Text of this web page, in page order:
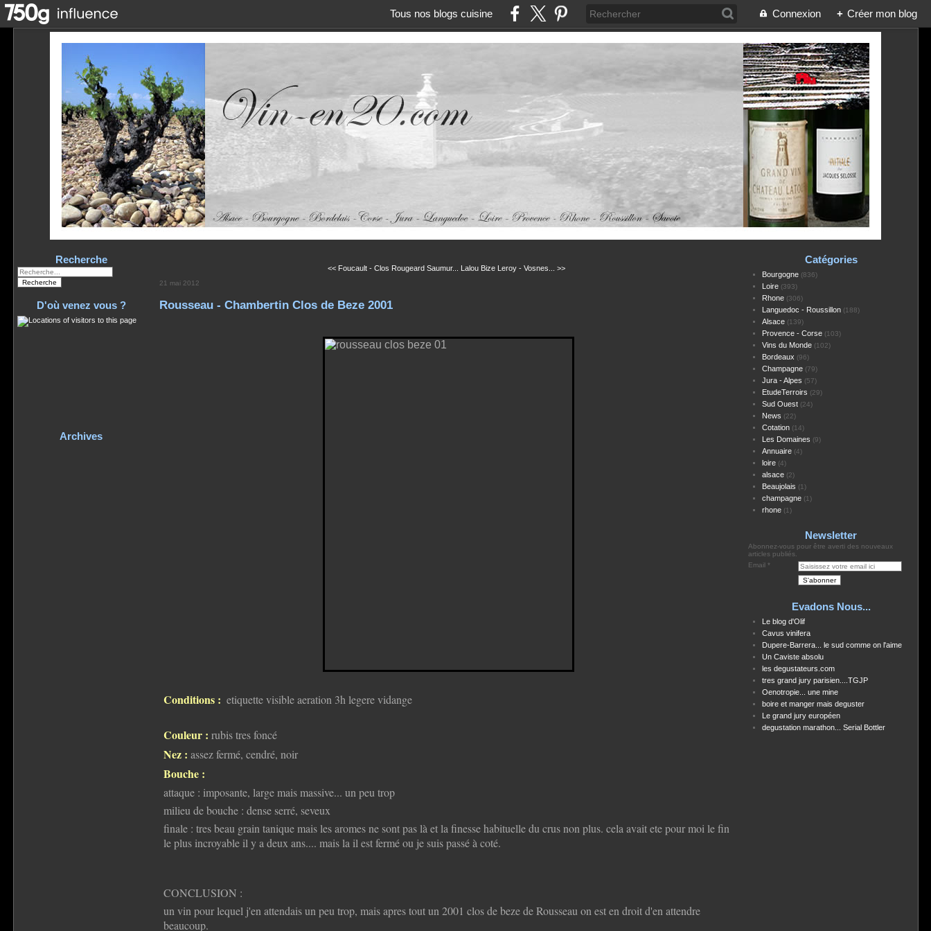
Tous nos blogs cuisine Connexion + Créer mon blog
Recherche
D'où venez vous ?
Archives
<< Foucault - Clos Rougeard Saumur... Lalou Bize Leroy - Vosnes... >>
21 mai 2012
Rousseau - Chambertin Clos de Beze 2001
Conditions : etiquette visible aeration 3h legere vidange
Couleur : rubis tres foncé
Nez : assez fermé, cendré, noir
Bouche :
attaque : imposante, large mais massive... un peu trop
milieu de bouche : dense serré, seveux
finale : tres beau grain tanique mais les aromes ne sont pas là et la finesse habituelle du crus non plus. cela avait ete pour moi le fin
le plus incroyable il y a deux ans.... mais la il est fermé ou je suis passé à coté.
CONCLUSION :
un vin pour lequel j'en attendais un peu trop, mais apres tout un 2001 clos de beze de Rousseau on est en droit d'en attendre
beaucoup.
Catégories
Bourgogne(836)
Loire(393)
Rhone(306)
Languedoc - Roussillon(188)
Alsace(139)
Provence - Corse(103)
Vins du Monde(102)
Bordeaux (96)
Champagne(79)
Jura - Alpes (57)
EtudeTerroirs (29)
Sud Ouest(24)
News (22)
Cotation(14)
Les Domaines (9)
Annuaire(4)
loire(4)
alsace(2)
Beaujolais (1)
champagne(1)
rhone(1)
Newsletter
Abonnez-vous pour être averti des nouveaux
articles publiés.
Email
Evadons Nous...
Le blog d'Olif
Cavus vinifera
Dupere-Barrera... le sud comme on l'aime
Un Caviste absolu
les degustateurs.com
tres grand jury parisien....TGJP
Oenotropie... une mine
boire et manger mais deguster
Le grand jury européen
degustation marathon... Serial Bottler